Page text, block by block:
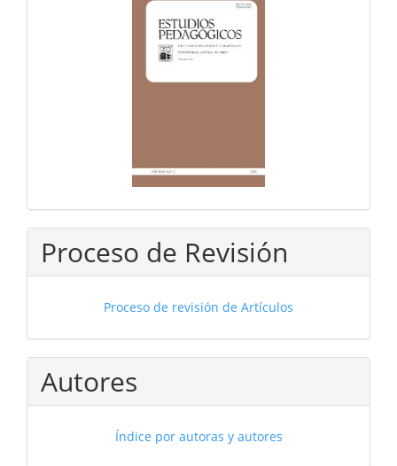
Proceso de Revisión
Proceso de revisión de Artículos
Autores
Índice por autoras y autores